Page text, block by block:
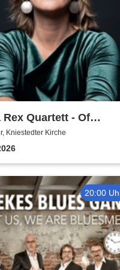
Rex Quartett - Of
Queens & Heroines
Kniestedter Kirche
20:00